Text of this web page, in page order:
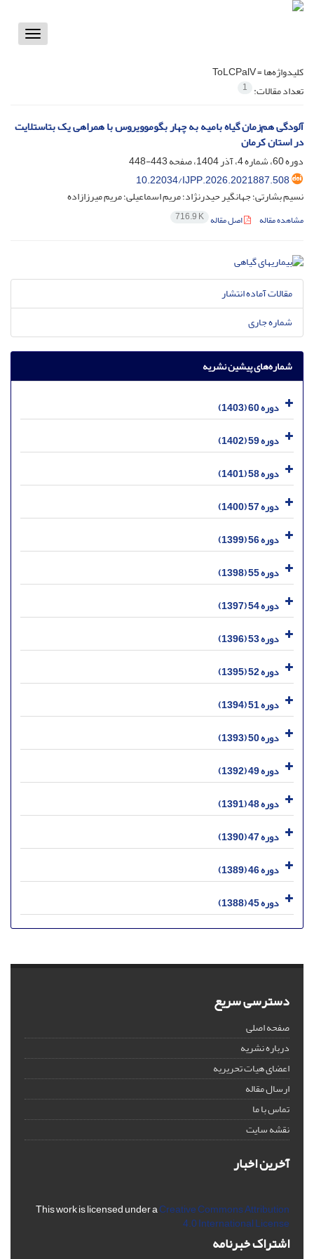
Toggle
کلیدواژه‌ها =ToLCPalV
تعداد مقالات: 1
آلودگی هم‌زمان گیاه بامیه به چهار بگوموویروس با همراهی یک بتاستلایت
در استان کرمان
دوره 60، شماره 4، آذر 1404، صفحه
443-448
10.22034/IJPP.2026.2021887.508
نسیم بشارتی؛ جهانگیر حیدرنژاد؛ مریم اسماعیلی؛ مریم میرزازاده
مشاهده مقاله اصل مقاله 716.9 K
مقالات آماده انتشار
شماره جاری
شماره‌های پیشین نشریه
دوره 60 (1403)
دوره 59 (1402)
دوره 58 (1401)
دوره 57 (1400)
دوره 56 (1399)
دوره 55 (1398)
دوره 54 (1397)
دوره 53 (1396)
دوره 52 (1395)
دوره 51 (1394)
دوره 50 (1393)
دوره 49 (1392)
دوره 48 (1391)
دوره 47 (1390)
دوره 46 (1389)
دوره 45 (1388)
دسترسی سریع
صفحه اصلی
درباره نشریه
اعضای هیات تحریریه
ارسال مقاله
تماس با ما
نقشه سایت
آخرین اخبار
This work is licensed under aCreative Commons Attribution
4.0 International License
اشتراک خبرنامه